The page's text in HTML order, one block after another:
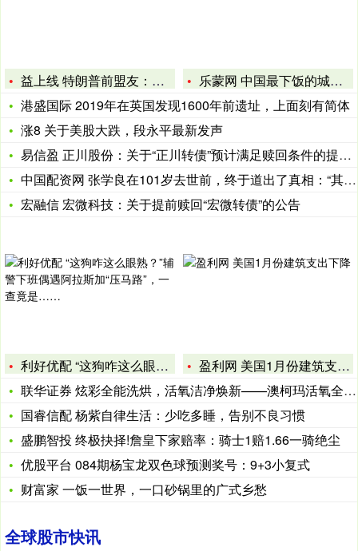
益上线 特朗普前盟友：副总统应该接任
乐蒙网 中国最下饭的城市，不在湖南，不在四川！
港盛国际 2019年在英国发现1600年前遗址，上面刻有简体
涨8 关于美股大跌，段永平最新发声
易信盈 正川股份：关于“正川转债”预计满足赎回条件的提示性公
中国配资网 张学良在101岁去世前，终于道出了真相：“其实，
宏融信 宏微科技：关于提前赎回“宏微转债”的公告
利好优配 “这狗咋这么眼熟？”辅警下班偶遇阿拉斯加“压马路”
盈利网 美国1月份建筑支出下降
联华证券 炫彩全能洗烘，活氧洁净焕新——澳柯玛活氧全嵌洗烘一
国睿信配 杨紫自律生活：少吃多睡，告别不良习惯
盛鹏智投 终极抉择!詹皇下家赔率：骑士1赔1.66一骑绝尘
优股平台 084期杨宝龙双色球预测奖号：9+3小复式
财富家 一饭一世界，一口砂锅里的广式乡愁
全球股市快讯